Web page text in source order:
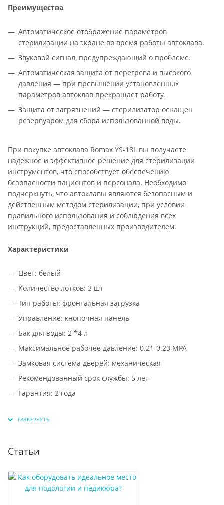
Преимущества
Автоматическое отображение параметров
стерилизации на экране во время работы автоклава.
Звуковой сигнал, предупреждающий о проблеме.
Автоматическая защита от перегрева и высокого
давления — при превышении установленных
параметров автоклав прекращает работу.
Защита от загрязнений — стерилизатор оснащен
резервуаром для сбора использованной воды.
При покупке автоклава Romax YS-18L вы получаете
надежное и эффективное решение для стерилизации
инструментов, что способствует обеспечению
безопасности пациентов и персонала. Необходимо
подчеркнуть, что автоклавы являются безопасным и
действенным методом стерилизации, при условии
правильного использования и соблюдения всех
инструкций, предоставленных производителем.
Характеристики
Цвет: белый
Количество лотков: 3 шт
Тип работы: фронтальная загрузка
Управление: кнопочная панель
Бак для воды: 2 *4 л
Максимальное рабочее давление: 0.21-0.23 MPA
Замковая система дверей: механическая
Рекомендованный срок службы: 5 лет
Гарантия: 2 года
Статьи